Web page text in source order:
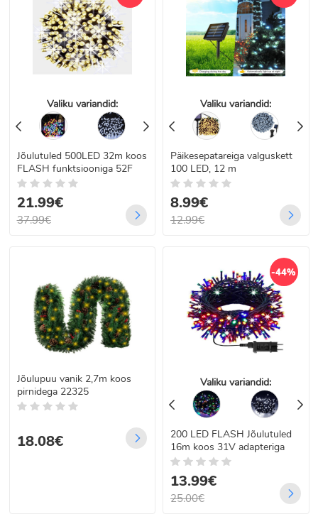
Valiku variandid:
Jõulutuled 500LED 32m koos
FLASH funktsiooniga 52F
21.99€
37.99€
Valiku variandid:
Päikesepatareiga valguskett
100 LED, 12 m
8.99€
12.99€
Jõulupuu vanik 2,7m koos
pirnidega 22325
18.08€
-44%
Valiku variandid:
200 LED FLASH Jõulutuled
16m koos 31V adapteriga
13.99€
25.00€